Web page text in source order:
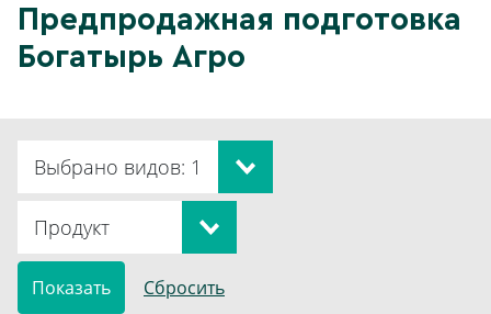
Предпродажная подготовка
Богатырь Агро
Выбрано видов: 1
Продукт